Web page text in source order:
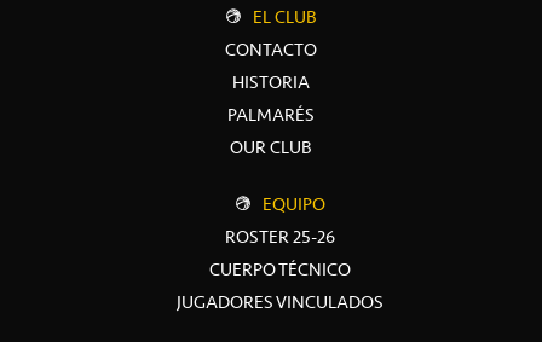
EL CLUB
CONTACTO
HISTORIA
PALMARÉS
OUR CLUB
EQUIPO
ROSTER 25-26
CUERPO TÉCNICO
JUGADORES VINCULADOS